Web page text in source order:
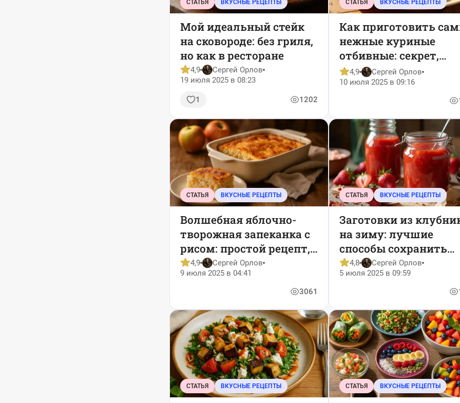
СТАТЬЯ ВКУСНЫЕ РЕЦЕПТЫ
Мой идеальный стейк
на сковороде: без гриля,
но как в ресторане
4,9
Сергей Орлов
19 июля 2025 в 08:23
1 1202
СТАТЬЯ ВКУСНЫЕ РЕЦЕПТЫ
Как приготовить
нежные куриные
отбивные: секрет,
который вы точно не
знали
4,9
Сергей Орлов
10 июля 2025 в 09:16
СТАТЬЯ ВКУСНЫЕ РЕЦЕПТЫ
Волшебная яблочно-
творожная запеканка с
рисом: простой рецепт,
который влюбляет с
первой ложки
4,9
Сергей Орлов
9 июля 2025 в 04:41
3061
СТАТЬЯ ВКУСНЫЕ РЕЦЕПТЫ
Заготовки из
на зиму: лучшие
способы сохранить
аромат лета и
близких
4,8
Сергей Орлов
5 июля 2025 в 09:59
СТАТЬЯ ВКУСНЫЕ РЕЦЕПТЫ СТАТЬЯ ВКУСНЫЕ РЕЦЕПТЫ